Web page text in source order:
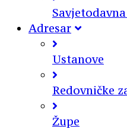
Adresar
Ustanove
Redovničke
Župe